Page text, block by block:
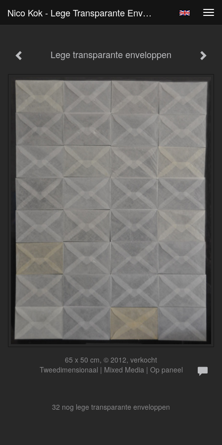
Nico Kok - Lege Transparante Enveloppen
Lege transparante enveloppen
65 x 50 cm, © 2012, verkocht
Tweedimensionaal | Mixed Media | Op paneel
32 nog lege transparante enveloppen